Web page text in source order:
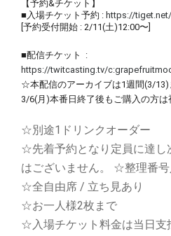
【予約&チケット】
■⼊場チケット予約 : https://
[予約受付開始 : 2/11(⼟)12:00〜]
■配信チケット :
https://twitcasting.tv/
☆本配信のアーカイブは1週間(3/13)
3/6(月)本番日終了後もご購入の方は
☆別途1ドリンクオーダー
☆先着予約となり定員に達し
はございません。 ☆整理番号
☆全⾃由席 / ⽴ち⾒あり
☆お⼀⼈様2枚まで
☆⼊場チケット料⾦は当⽇⽀